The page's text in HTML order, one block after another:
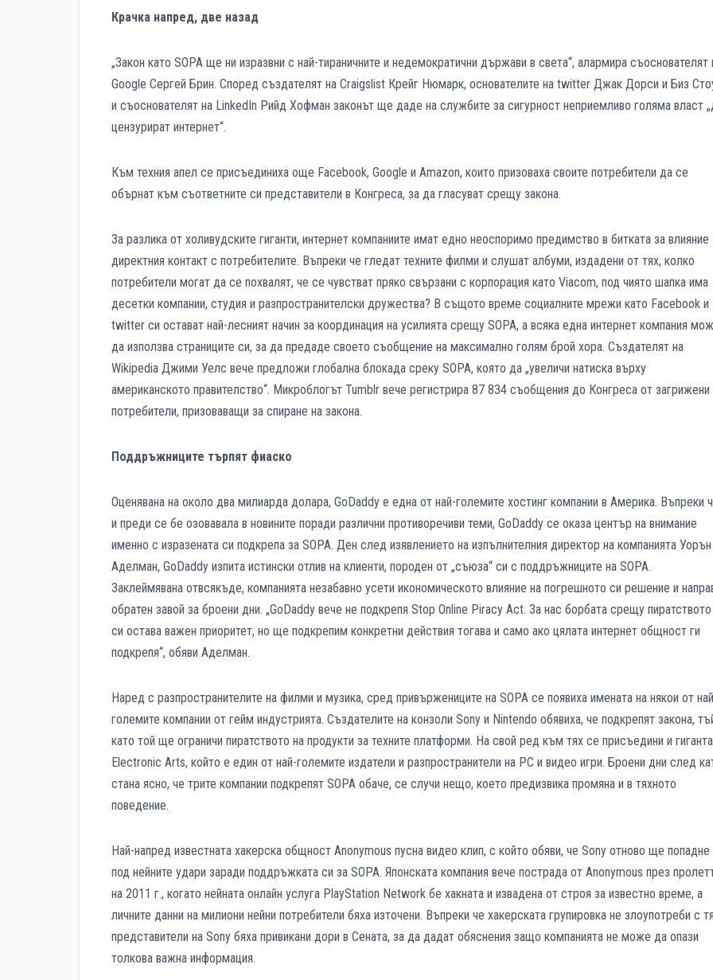
Крачка напред, две назад
„Закон като SOPA ще ни изразвни с най-тираничните и недемократични държави в света“, алармира съоснователят
Google Сергей Брин. Според създателят на Craigslist Крейг Нюмарк, основателите на twitter Джак Дорси и Биз
и съоснователят на LinkedIn Рийд Хофман законът ще даде на службите за сигурност неприемливо голяма власт
цензурират интернет“.
Към техния апел се присъединиха още Facebook, Google и Amazon, които призоваха своите потребители да се
обърнат към съответните си представители в Конгреса, за да гласуват срещу закона.
За разлика от холивудските гиганти, интернет компаниите имат едно неоспоримо предимство в битката за влияние
директния контакт с потребителите. Въпреки че гледат техните филми и слушат албуми, издадени от тях, колко
потребители могат да се похвалят, че се чувстват пряко свързани с корпорация като Viacom, под чиято шапка има
десетки компании, студия и разпространителски дружества? В същото време социалните мрежи като Facebook и
twitter си остават най-лесният начин за координация на усилията срещу SOPA, а всяка една интернет компания
да използва страниците си, за да предаде своето съобщение на максимално голям брой хора. Създателят на
Wikipedia Джими Уелс вече предложи глобална блокада среку SOPA, която да „увеличи натиска върху
американското правителство“. Микроблогът Tumblr вече регистрира 87 834 съобщения до Конгреса от загрижени
потребители, призоваващи за спиране на закона.
Поддръжниците търпят фиаско
Оценявана на около два милиарда долара, GoDaddy е една от най-големите хостинг компании в Америка. Въпреки
и преди се бе озовавала в новините поради различни противоречиви теми, GoDaddy се оказа център на внимание
именно с изразената си подкрепа за SOPA. Ден след изявлението на изпълнителния директор на компанията Уорън
Аделман, GoDaddy изпита истински отлив на клиенти, породен от „съюза“ си с поддръжниците на SOPA.
Заклеймявана отвсякъде, компанията незабавно усети икономическото влияние на погрешното си решение и
обратен завой за броени дни. „GoDaddy вече не подкрепя Stop Online Piracy Act. За нас борбата срещу пиратството
си остава важен приоритет, но ще подкрепим конкретни действия тогава и само ако цялата интернет общност ги
подкрепя“, обяви Аделман.
Наред с разпространителите на филми и музика, сред привържениците на SOPA се появиха имената на някои от
големите компании от гейм индустрията. Създателите на конзоли Sony и Nintendo обявиха, че подкрепят закона,
като той ще ограничи пиратството на продукти за техните платформи. На свой ред към тях се присъедини и гиганта
Electronic Arts, който е един от най-големите издатели и разпространители на РС и видео игри. Броени дни след
стана ясно, че трите компании подкрепят SOPA обаче, се случи нещо, което предизвика промяна и в тяхното
поведение.
Най-напред известната хакерска общност Anonymous пусна видео клип, с който обяви, че Sony отново ще попадне
под нейните удари заради поддръжката си за SOPA. Японската компания вече пострада от Anonymous през
на 2011 г., когато нейната онлайн услуга PlayStation Network бе хакната и извадена от строя за известно време, а
личните данни на милиони нейни потребители бяха източени. Въпреки че хакерската групировка не злоупотреби с
представители на Sony бяха привикани дори в Сената, за да дадат обяснения защо компанията не може да опази
толкова важна информация.